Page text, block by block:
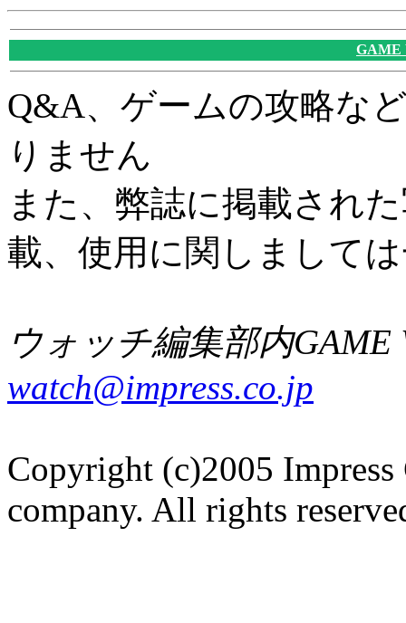
GAME
Q&A、ゲームの攻略な
りません
また、弊誌に掲載され
載、使用に関しまして
ウォッチ編集部内GAME
watch@impress.co.jp
Copyright (c)2005
company. All rights